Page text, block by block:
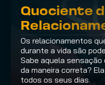
Quociente
Os relacionamentos
durante a vida são
Sabe aquela
da maneira correta?
todos os seus dias.